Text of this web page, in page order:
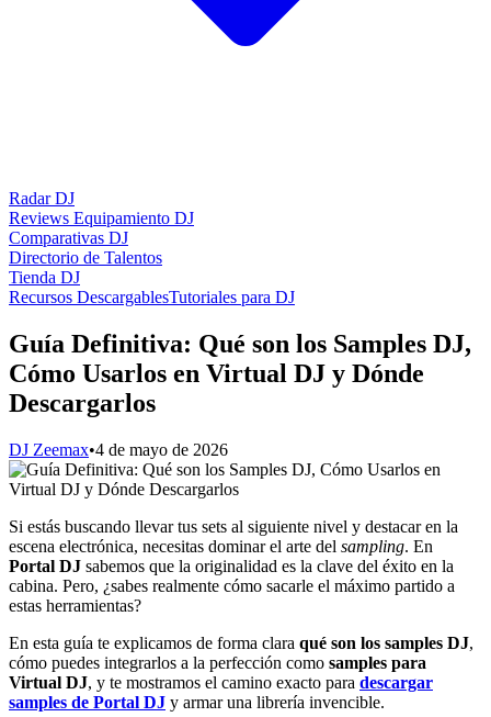
Radar DJ
Reviews Equipamiento DJ
Comparativas DJ
Directorio de Talentos
Tienda DJ
Recursos DescargablesTutoriales para DJ
Guía Definitiva: Qué son los Samples DJ,
Cómo Usarlos en Virtual DJ y Dónde
Descargarlos
DJ Zeemax•4 de mayo de 2026
Si estás buscando llevar tus sets al siguiente nivel y destacar en la
escena electrónica, necesitas dominar el arte del sampling. En
Portal DJ sabemos que la originalidad es la clave del éxito en la
cabina. Pero, ¿sabes realmente cómo sacarle el máximo partido a
estas herramientas?
En esta guía te explicamos de forma clara qué son los samples DJ,
cómo puedes integrarlos a la perfección como samples para
Virtual DJ, y te mostramos el camino exacto para descargar
samples de Portal DJ y armar una librería invencible.